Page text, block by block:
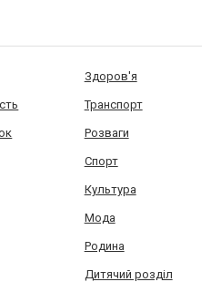
Здоров'я
Транспорт
Розваги
Спорт
Культура
Мода
Родина
Дитячий розділ